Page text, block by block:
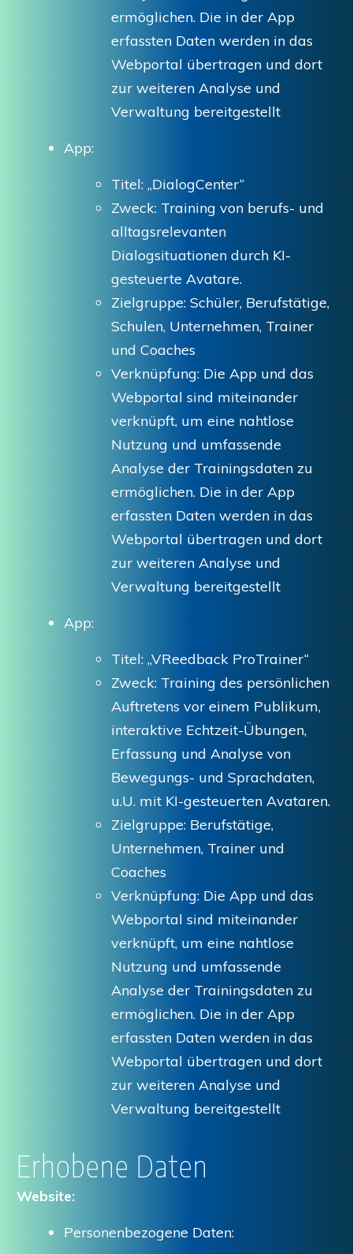
ermöglichen. Die in der App
erfassten Daten werden in das
Webportal übertragen und dort
zur weiteren Analyse und
Verwaltung bereitgestellt
App:
Titel: „DialogCenter“
Zweck: Training von berufs- und
alltagsrelevanten
Dialogsituationen durch KI-
gesteuerte Avatare.
Zielgruppe: Schüler, Berufstätige,
Schulen, Unternehmen, Trainer
und Coaches
Verknüpfung: Die App und das
Webportal sind miteinander
verknüpft, um eine nahtlose
Nutzung und umfassende
Analyse der Trainingsdaten zu
ermöglichen. Die in der App
erfassten Daten werden in das
Webportal übertragen und dort
zur weiteren Analyse und
Verwaltung bereitgestellt
App:
Titel: „VReedback ProTrainer“
Zweck: Training des persönlichen
Auftretens vor einem Publikum,
interaktive Echtzeit-Übungen,
Erfassung und Analyse von
Bewegungs- und Sprachdaten,
u.U. mit KI-gesteuerten Avataren.
Zielgruppe: Berufstätige,
Unternehmen, Trainer und
Coaches
Verknüpfung: Die App und das
Webportal sind miteinander
verknüpft, um eine nahtlose
Nutzung und umfassende
Analyse der Trainingsdaten zu
ermöglichen. Die in der App
erfassten Daten werden in das
Webportal übertragen und dort
zur weiteren Analyse und
Verwaltung bereitgestellt
Erhobene Daten
Website:
Personenbezogene Daten: